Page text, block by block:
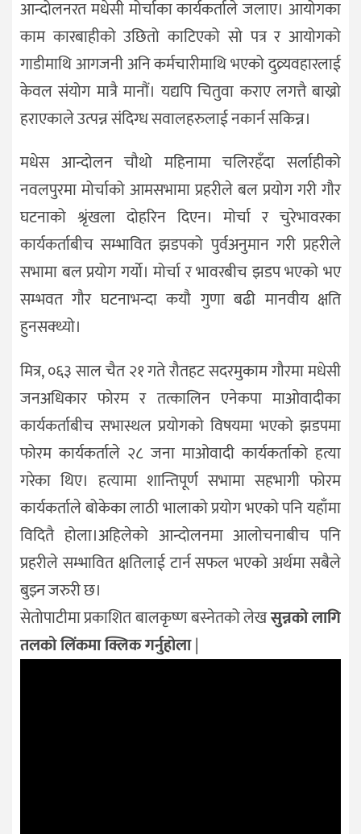
आन्दोलनरत मधेसी मोर्चाका कार्यकर्ताले जलाए। आयोगका
काम कारबाहीको उछितो काटिएको सो पत्र र आयोगको
गाडीमाथि आगजनी अनि कर्मचारीमाथि भएको दुव्र्यवहारलाई
केवल संयोग मात्रै मानौं। यद्यपि चितुवा कराए लगत्तै बाख्रो
हराएकाले उत्पन्न संदिग्ध सवालहरुलाई नकार्न सकिन्न।
मधेस आन्दोलन चौथो महिनामा चलिरहँदा सर्लाहीको
नवलपुरमा मोर्चाको आमसभामा प्रहरीले बल प्रयोग गरी गौर
घटनाको श्रृंखला दोहरिन दिएन। मोर्चा र चुरेभावरका
कार्यकर्ताबीच सम्भावित झडपको पुर्वअनुमान गरी प्रहरीले
सभामा बल प्रयोग गर्यो। मोर्चा र भावरबीच झडप भएको भए
सम्भवत गौर घटनाभन्दा कयौ गुणा बढी मानवीय क्षति
हुनसक्थ्यो।
मित्र, ०६३ साल चैत २१ गते रौतहट सदरमुकाम गौरमा मधेसी
जनअधिकार फोरम र तत्कालिन एनेकपा माओवादीका
कार्यकर्ताबीच सभास्थल प्रयोगको विषयमा भएको झडपमा
फोरम कार्यकर्ताले २८ जना माओवादी कार्यकर्ताको हत्या
गरेका थिए। हत्यामा शान्तिपूर्ण सभामा सहभागी फोरम
कार्यकर्ताले बोकेका लाठी भालाको प्रयोग भएको पनि यहाँमा
विदितै होला।अहिलेको आन्दोलनमा आलोचनाबीच पनि
प्रहरीले सम्भावित क्षतिलाई टार्न सफल भएको अर्थमा सबैले
बुझ्न जरुरी छ।
सेतोपाटीमा प्रकाशित बालकृष्ण बस्नेतको लेखसुन्नको लागि
तलको लिंकमा क्लिक गर्नुहोला|